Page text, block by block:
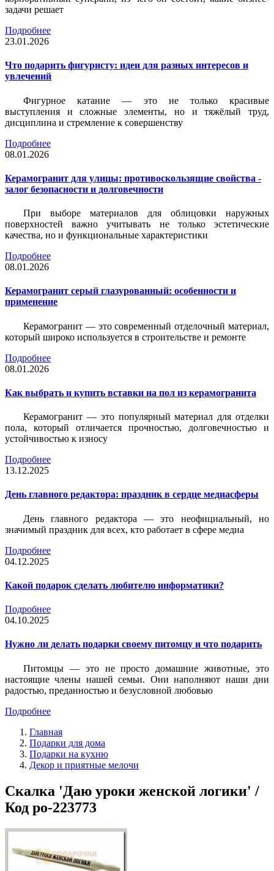
задачи решает
Подробнее
23.01.2026
Что подарить фигуристу: идеи для разных интересов и
увлечений
Фигурное катание — это не только красивые
выступления и сложные элементы, но и тяжёлый труд,
дисциплина и стремление к совершенству
Подробнее
08.01.2026
Керамогранит для улицы: противоскользящие свойства -
залог безопасности и долговечности
При выборе материалов для облицовки наружных
поверхностей важно учитывать не только эстетические
качества, но и функциональные характеристики
Подробнее
08.01.2026
Керамогранит серый глазурованный: особенности и
применение
Керамогранит — это современный отделочный материал,
который широко используется в строительстве и ремонте
Подробнее
08.01.2026
Как выбрать и купить вставки на пол из керамогранита
Керамогранит — это популярный материал для отделки
пола, который отличается прочностью, долговечностью и
устойчивостью к износу
Подробнее
13.12.2025
День главного редактора: праздник в сердце медиасферы
День главного редактора — это неофициальный, но
значимый праздник для всех, кто работает в сфере медиа
Подробнее
04.12.2025
Какой подарок сделать любителю информатики?
Подробнее
04.10.2025
Нужно ли делать подарки своему питомцу и что подарить
Питомцы — это не просто домашние животные, это
настоящие члены нашей семьи. Они наполняют наши дни
радостью, преданностью и безусловной любовью
Подробнее
Главная
Подарки для дома
Подарки на кухню
Декор и приятные мелочи
Скалка 'Даю уроки женской логики' /
Код po-223773